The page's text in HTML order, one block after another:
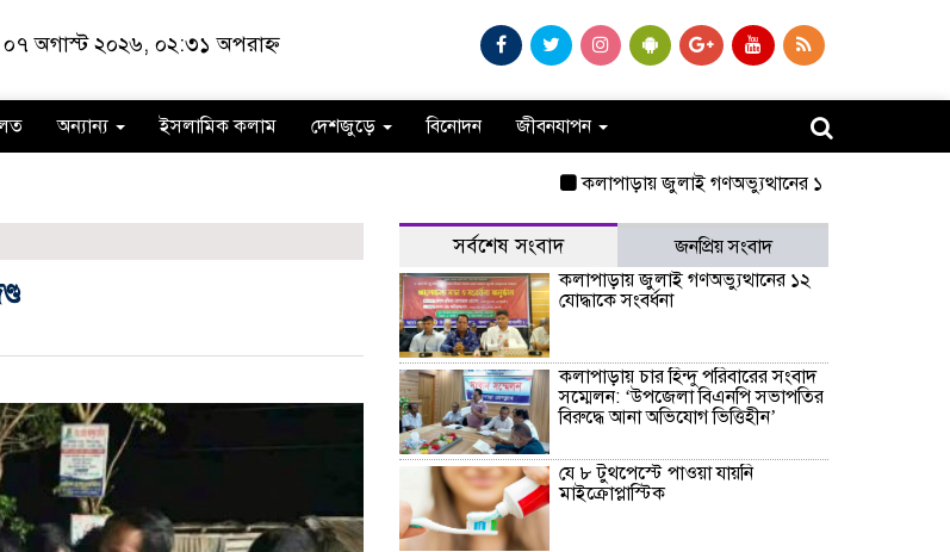
অগাস্ট ২০২৬, ০২:৩১ অপরাহ্ন
অন্যান্য ইসলামিক কলাম দেশজুড়ে বিনোদন জীবনযাপন
কলাপাড়ায় জুলাই গণঅভ্যুত্থানের ১২ যোদ্ধাকে সংবর্ধনা
সর্বশেষ সংবাদ
জনপ্রিয় সংবাদ
কলাপাড়ায় জুলাই গণঅভ্যুত্থানের ১২
যোদ্ধাকে সংবর্ধনা
কলাপাড়ায় চার হিন্দু পরিবারের সংবাদ
সম্মেলন: ‘উপজেলা বিএনপি সভাপতির
বিরুদ্ধে আনা অভিযোগ ভিত্তিহীন’
যে ৮ টুথপেস্টে পাওয়া যায়নি
মাইক্রোপ্লাস্টিক